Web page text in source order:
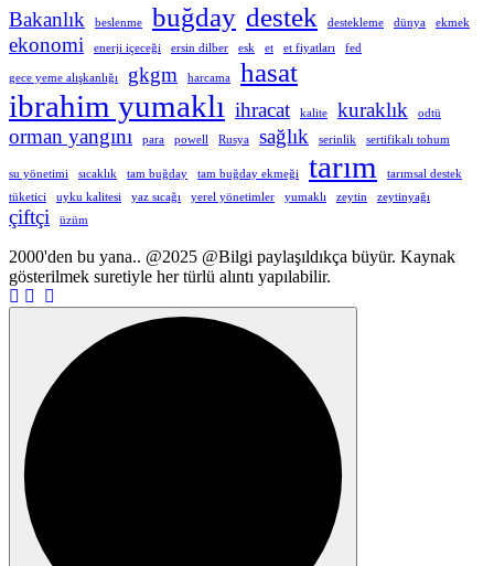
Bakanlık beslenme buğday destek destekleme dünya ekmek
ekonomi enerji içeceği ersin dilber esk et et fiyatları fed
gece yeme alışkanlığı gkgm harcama hasat
ibrahim yumaklı ihracat kalite kuraklık odtü
orman yangını para powell Rusya sağlık serinlik sertifikalı tohum
su yönetimi sıcaklık tam buğday tam buğday ekmeği tarım
tarımsal destek
tüketici
uyku kalitesi yaz sıcağı yerel yönetimler yumaklı zeytin zeytinyağı
çiftçi üzüm
2000'den bu yana.. @2025 @Bilgi paylaşıldıkça büyür. Kaynak
gösterilmek suretiyle her türlü alıntı yapılabilir.